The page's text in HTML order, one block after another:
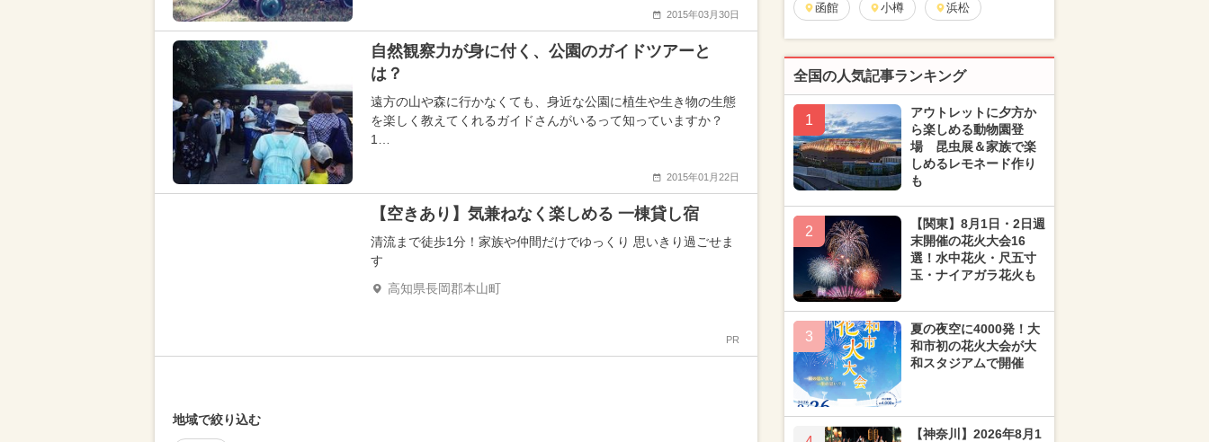
2015年03月30日
自然観察力が身に付く、公園のガイドツアーと
は？
遠方の山や森に行かなくても、身近な公園に植生や生き物の生態
を楽しく教えてくれるガイドさんがいるって知っていますか？
1…
2015年01月22日
【空きあり】気兼ねなく楽しめる 一棟貸し宿
清流まで徒歩1分！家族や仲間だけでゆっくり 思いきり過ごせま
す
高知県長岡郡本山町
PR
地域で絞り込む
函館 小樽 浜松
全国の人気記事ランキング
1
アウトレットに夕方か
ら楽しめる動物園登
場 昆虫展＆家族で楽
しめるレモネード作り
も
2
【関東】8月1日・2日週
末開催の花火大会16
選！水中花火・尺五寸
玉・ナイアガラ花火も
3
夏の夜空に4000発！大
和市初の花火大会が大
和スタジアムで開催
【神奈川】2026年8月1